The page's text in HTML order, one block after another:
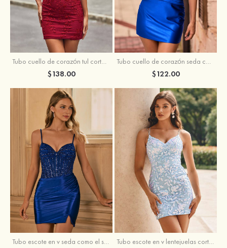
Tubo cuello de corazón tul corto/mini vestido para homecoming
$138.00
Tubo cuello de corazón seda como el satén corto vestido para homecoming
$122.00
Tubo escote en v seda como el satén corto vestido para homecoming Tubo escote en v lentejuelas corto vestido para homecoming